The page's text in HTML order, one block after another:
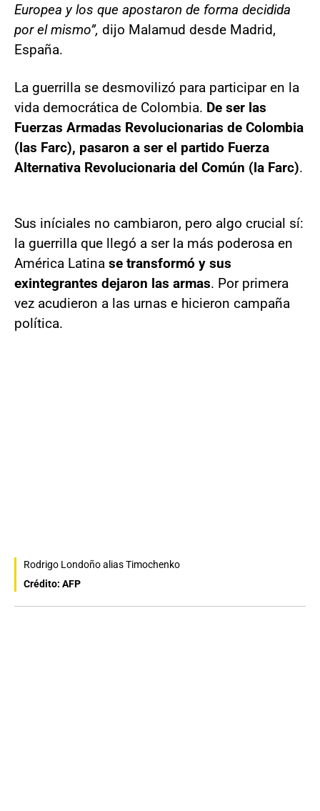
Europea y los que apostaron de forma decidida
por el mismo”, dijo Malamud desde Madrid,
España.
La guerrilla se desmovilizó para participar en la
vida democrática de Colombia. De ser las
Fuerzas Armadas Revolucionarias de Colombia
(las Farc), pasaron a ser el partido Fuerza
Alternativa Revolucionaria del Común (la Farc).
Sus iníciales no cambiaron, pero algo crucial sí:
la guerrilla que llegó a ser la más poderosa en
América Latina se transformó y sus
exintegrantes dejaron las armas. Por primera
vez acudieron a las urnas e hicieron campaña
política.
Rodrigo Londoño alias Timochenko
Crédito: AFP